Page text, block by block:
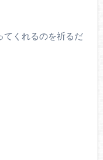
てくれるのを祈るだ